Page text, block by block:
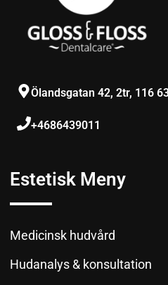
Ölandsgatan 42, 2tr, 116
+4686439011
Estetisk Meny
Medicinsk hudvård
Hudanalys & konsultation